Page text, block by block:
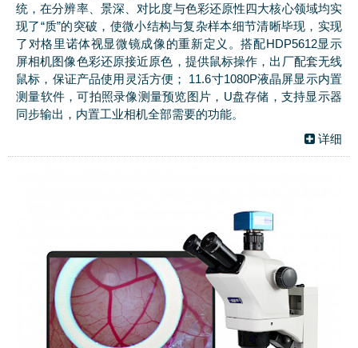
统，在分辨率、景深、对比度与色彩还原性四大核心领域均实
现了“质”的突破，使微小结构与复杂样本细节清晰毕现，实现
了对格里诺体视显微镜成像的重新定义。搭配HDP5612显示
屏相机图像色彩还原接近原色，提供鼠标操作，出厂配套无线
鼠标，保证产品使用灵活方便； 11.6寸1080P液晶屏显示内置
测量软件，可拍照录像测量预览图片，U盘存储，支持显示器
同步输出，内置工业相机全部需要的功能。
详细